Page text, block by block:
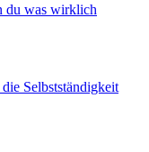
du was wirklich
Selbstständigkeit